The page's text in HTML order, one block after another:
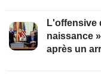
L'offensive
naissance
après un